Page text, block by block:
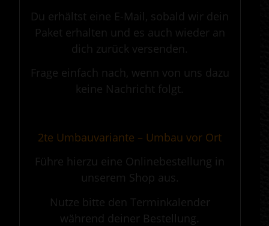
Du erhältst eine E-Mail, sobald wir dein
Paket erhalten und es auch wieder an
dich zurück versenden.
Frage einfach nach, wenn von uns dazu
keine Nachricht folgt.
2te Umbauvariante – Umbau vor Ort
Führe hierzu eine Onlinebestellung in
unserem Shop aus.
Nutze bitte den Terminkalender
während deiner Bestellung.